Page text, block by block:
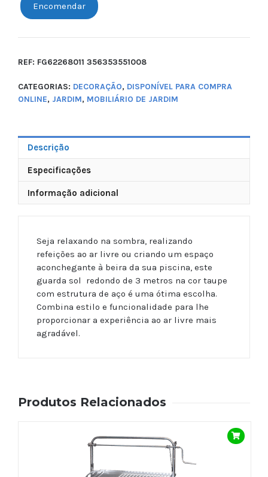
Encomendar
REF: FG62268011 356353551008
CATEGORIAS: DECORAÇÃO, DISPONÍVEL PARA COMPRA
ONLINE, JARDIM, MOBILIÁRIO DE JARDIM
Descrição
Especificações
Informação adicional
Seja relaxando na sombra, realizando
refeições ao ar livre ou criando um espaço
aconchegante à beira da sua piscina, este
guarda sol redondo de 3 metros na cor taupe
com estrutura de aço é uma ótima escolha.
Combina estilo e funcionalidade para lhe
proporcionar a experiência ao ar livre mais
agradável.
Produtos Relacionados